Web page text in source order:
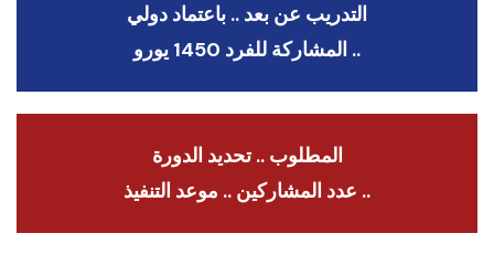
التدريب عن بعد .. باعتماد دولي
.. المشاركة للفرد 1450 يورو
المطلوب .. تحديد الدورة
.. عدد المشاركين .. موعد التنفيذ